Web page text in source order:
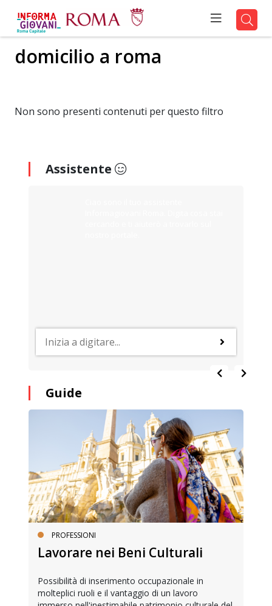
domicilio a roma
Non sono presenti contenuti per questo filtro
Assistente
Guide
PROFESSIONI
Lavorare nei Beni Culturali
Possibilità di inserimento occupazionale in
molteplici ruoli e il vantaggio di un lavoro